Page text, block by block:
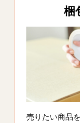
梱
売りたい商品